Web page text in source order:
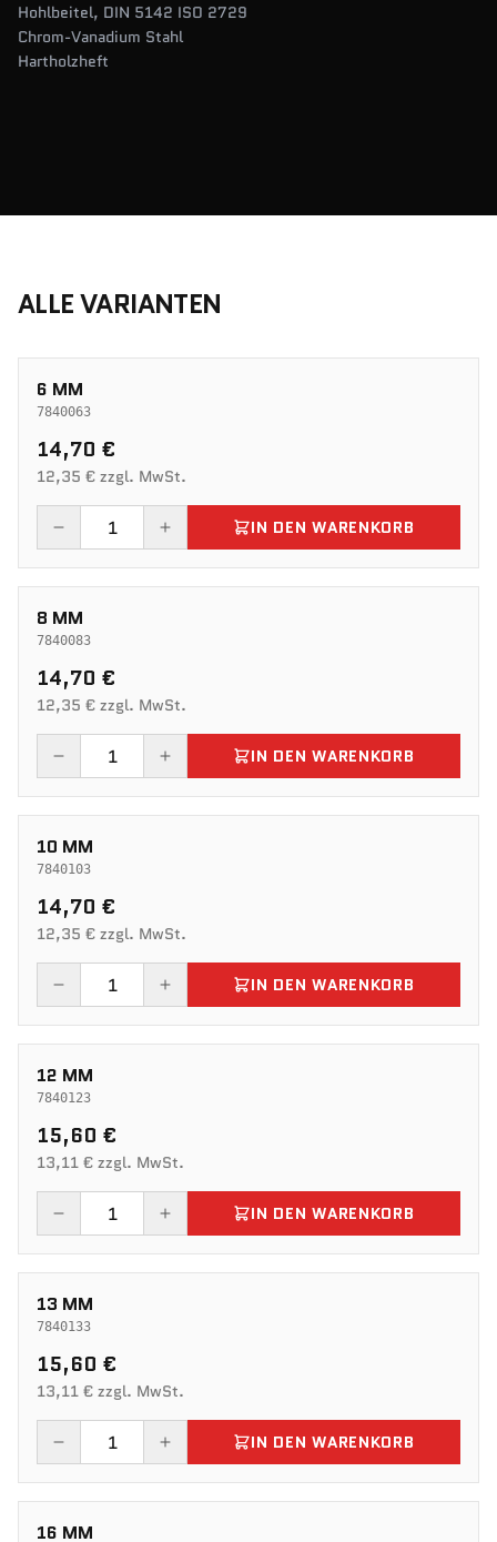
Hohlbeitel, DIN 5142 ISO 2729
Chrom-Vanadium Stahl
Hartholzheft
ALLE VARIANTEN
6 MM
7840063
14,70 €
12,35 € zzgl. MwSt.
IN DEN WARENKORB
8 MM
7840083
14,70 €
12,35 € zzgl. MwSt.
IN DEN WARENKORB
10 MM
7840103
14,70 €
12,35 € zzgl. MwSt.
IN DEN WARENKORB
12 MM
7840123
15,60 €
13,11 € zzgl. MwSt.
IN DEN WARENKORB
13 MM
7840133
15,60 €
13,11 € zzgl. MwSt.
IN DEN WARENKORB
16 MM